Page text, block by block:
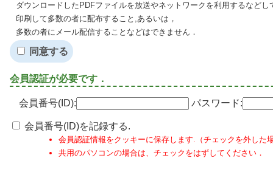
ダウンロードしたPDFファイルを放送やネットワークを利用するなど
印刷して多数の者に配布すること,あるいは，
多数の者にメール配信することなどはできません．
同意する
会員認証が必要です．
会員番号(ID): パスワード:
会員番号(ID)を記録する.
会員認証情報をクッキーに保存します.（チェックを外した
共用のパソコンの場合は、チェックをはずしてください．